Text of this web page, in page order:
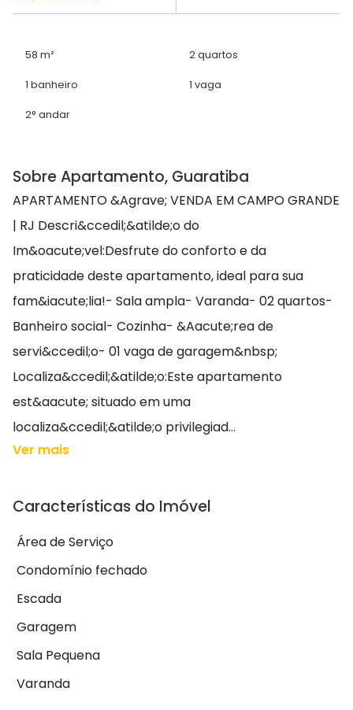
58 m² 2 quartos
1 banheiro 1 vaga
2° andar
Sobre Apartamento, Guaratiba
APARTAMENTO &Agrave; VENDA EM CAMPO GRANDE
| RJ Descri&ccedil;&atilde;o do
Im&oacute;vel:Desfrute do conforto e da
praticidade deste apartamento, ideal para sua
fam&iacute;lia!- Sala ampla- Varanda- 02 quartos-
Banheiro social- Cozinha- &Aacute;rea de
servi&ccedil;o- 01 vaga de garagem&nbsp;
Localiza&ccedil;&atilde;o:Este apartamento
est&aacute; situado em uma
localiza&ccedil;&atilde;o privilegiad...
Ver mais
Características do Imóvel
Área de Serviço
Condomínio fechado
Escada
Garagem
Sala Pequena
Varanda